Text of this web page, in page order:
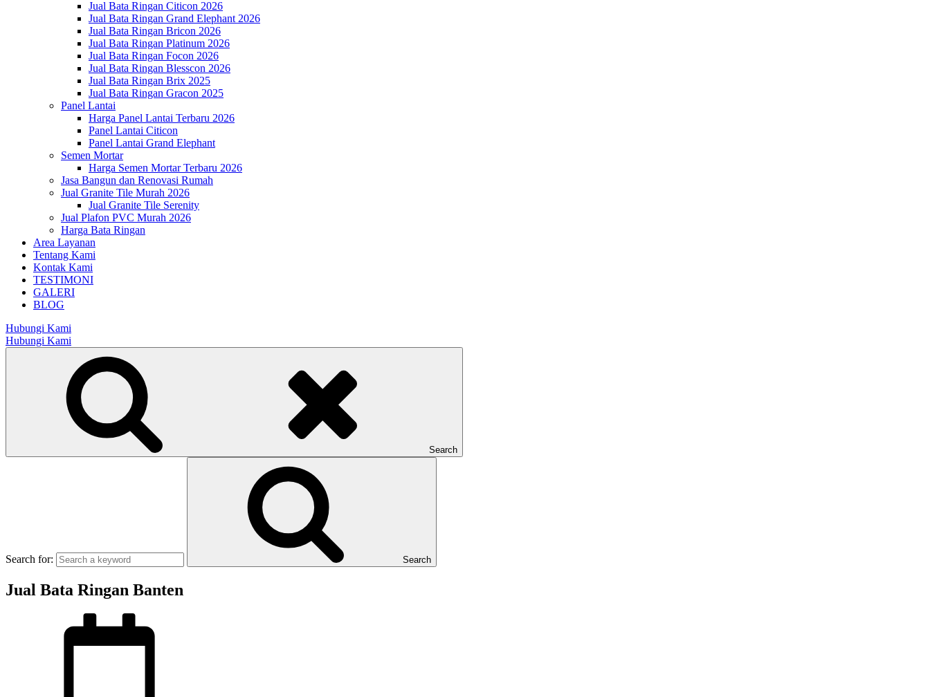
Jual Bata Ringan Citicon 2026
Jual Bata Ringan Grand Elephant 2026
Jual Bata Ringan Bricon 2026
Jual Bata Ringan Platinum 2026
Jual Bata Ringan Focon 2026
Jual Bata Ringan Blesscon 2026
Jual Bata Ringan Brix 2025
Jual Bata Ringan Gracon 2025
Panel Lantai
Harga Panel Lantai Terbaru 2026
Panel Lantai Citicon
Panel Lantai Grand Elephant
Semen Mortar
Harga Semen Mortar Terbaru 2026
Jasa Bangun dan Renovasi Rumah
Jual Granite Tile Murah 2026
Jual Granite Tile Serenity
Jual Plafon PVC Murah 2026
Harga Bata Ringan
Area Layanan
Tentang Kami
Kontak Kami
TESTIMONI
GALERI
BLOG
Hubungi Kami
Hubungi Kami
Search
Search for: Search
Jual Bata Ringan Banten